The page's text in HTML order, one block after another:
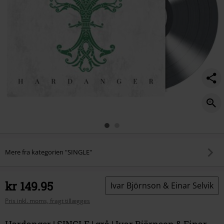
Mere fra kategorien "SINGLE"
kr 149.95
Pris inkl. moms, fragt tillægges
Ivar Björnson & Einar Selvik